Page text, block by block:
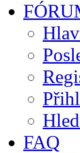
FAQ